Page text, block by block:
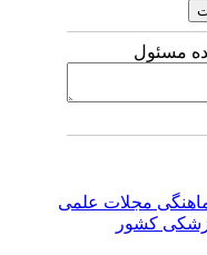
مسئول
مجلات علمی
کشور